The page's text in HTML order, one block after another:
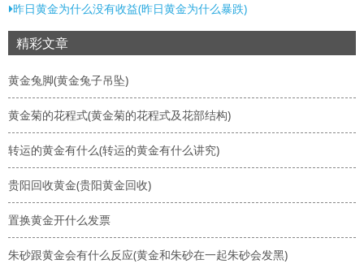
昨日黄金为什么没有收益(昨日黄金为什么暴跌)
精彩文章
黄金兔脚(黄金兔子吊坠)
黄金菊的花程式(黄金菊的花程式及花部结构)
转运的黄金有什么(转运的黄金有什么讲究)
贵阳回收黄金(贵阳黄金回收)
置换黄金开什么发票
朱砂跟黄金会有什么反应(黄金和朱砂在一起朱砂会发黑)